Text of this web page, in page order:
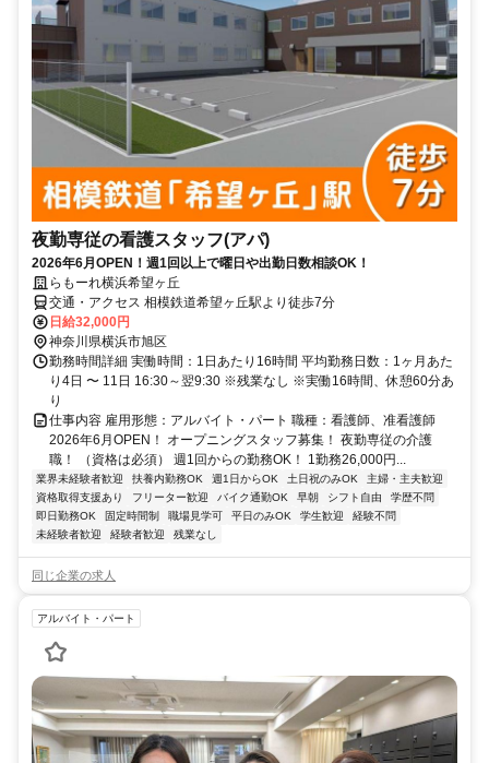
夜勤専従の看護スタッフ(アパ)
2026年6月OPEN！週1回以上で曜日や出勤日数相談OK！
らもーれ横浜希望ヶ丘
交通・アクセス 相模鉄道希望ヶ丘駅より徒歩7分
日給32,000円
神奈川県横浜市旭区
勤務時間詳細 実働時間：1日あたり16時間 平均勤務日数：1ヶ月あた
り4日 〜 11日 16:30～翌9:30 ※残業なし ※実働16時間、休憩60分あ
り
仕事内容 雇用形態：アルバイト・パート 職種：看護師、准看護師
2026年6月OPEN！ オープニングスタッフ募集！ 夜勤専従の介護
職！ （資格は必須） 週1回からの勤務OK！ 1勤務26,000円...
業界未経験者歓迎 扶養内勤務OK 週1日からOK 土日祝のみOK
主婦・主夫歓迎
資格取得支援あり
フリーター歓迎 バイク通勤OK 早朝 シフト自由
学歴不問
即日勤務OK
固定時間制 職場見学可 平日のみOK 学生歓迎
経験不問
未経験者歓迎
経験者歓迎 残業なし
同じ企業の求人
アルバイト・パート